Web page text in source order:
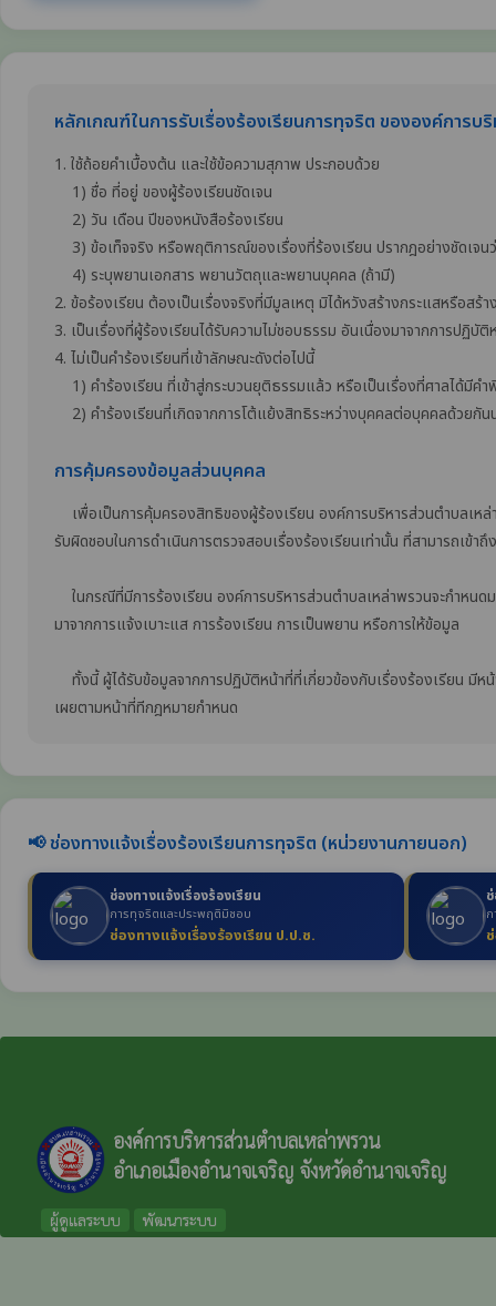
หลักเกณฑ์ในการรับเรื่องร้องเรียนการทุจริต ขององค์การบ
1. ใช้ถ้อยคำเบื้องต้น และใช้ข้อความสุภาพ ประกอบด้วย
1) ชื่อ ที่อยู่ ของผู้ร้องเรียนชัดเจน
2) วัน เดือน ปีของหนังสือร้องเรียน
3) ข้อเท็จจริง หรือพฤติการณ์ของเรื่องที่ร้องเรียน ปรากฎอย่างชัดเจน
4) ระบุพยานเอกสาร พยานวัตถุและพยานบุคคล (ถ้ามี)
2. ข้อร้องเรียน ต้องเป็นเรื่องจริงที่มีมูลเหตุ มิได้หวังสร้างกระแสหรือสร้
3. เป็นเรื่องที่ผู้ร้องเรียนได้รับความไม่ชอบธรรม อันเนื่องมาจากการปฏิ
4. ไม่เป็นคำร้องเรียนที่เข้าลักษณะดังต่อไปนี้
1) คำร้องเรียน ที่เข้าสู่กระบวนยุติธรรมแล้ว หรือเป็นเรื่องที่ศาลได้มีค
2) คำร้องเรียนที่เกิดจากการโต้แย้งสิทธิระหว่างบุคคลต่อบุคคลด้วยกั
การคุ้มครองข้อมูลส่วนบุคคล
เพื่อเป็นการคุ้มครองสิทธิของผู้ร้องเรียน องค์การบริหารส่วนตำบลเหล่
รับผิดชอบในการดำเนินการตรวจสอบเรื่องร้องเรียนเท่านั้น ที่สามารถเข้า
ในกรณีที่มีการร้องเรียน องค์การบริหารส่วนตำบลเหล่าพรวนจะกำหนด
มาจากการแจ้งเบาะแส การร้องเรียน การเป็นพยาน หรือการให้ข้อมูล
ทั้งนี้ ผู้ได้รับข้อมูลจากการปฏิบัติหน้าที่ที่เกี่ยวข้องกับเรื่องร้องเรียน มีห
เผยตามหน้าที่ทีกฎหมายกำหนด
📢 ช่องทางแจ้งเรื่องร้องเรียนการทุจริต (หน่วยงานภายนอก)
ช่องทางแจ้งเรื่องร้องเรียน
การทุจริตและประพฤติมิชอบ
ช่องทางแจ้งเรื่องร้องเรียน ป.ป.ช.
องค์การบริหารส่วนตำบลเหล่าพรวน
อำเภอเมืองอำนาจเจริญ จังหวัดอำนาจเจริญ
ผู้ดูแลระบบ พัฒนาระบบ